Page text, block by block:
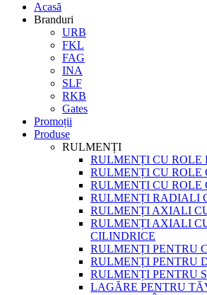
Acasă
Branduri
URB
FKL
FAG
INA
SLF
RKB
Gates
Promoții
Produse
RULMENȚI
RULMENȚI CU ROLE
RULMENȚI CU ROLE
RULMENȚI CU ROLE
RULMENȚI RADIALI
RULMENȚI AXIALI
RULMENȚI AXIALI
CILINDRICE
RULMENȚI PENTRU
RULMENȚI PENTRU
RULMENȚI PENTRU
LAGĂRE PENTRU